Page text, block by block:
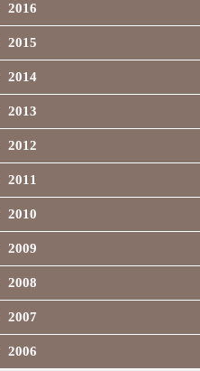
2016
2015
2014
2013
2012
2011
2010
2009
2008
2007
2006